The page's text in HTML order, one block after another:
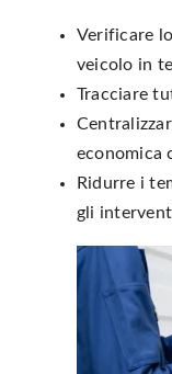
Verificare
veicolo in
Tracciare
economica
Ridurre i
gli